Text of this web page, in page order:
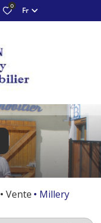
0
Fr
Vente Millery